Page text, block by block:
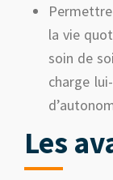
la vie
soin de
charge
Les